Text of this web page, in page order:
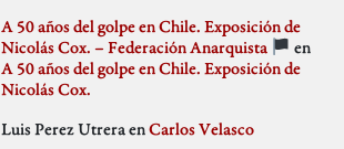
mayo 2018
abril 2018
marzo 2018
febrero 2018
diciembre 2017
A 50 años del golpe en Chile. Exposición de
Nicolás Cox. – Federación Anarquista
en
A 50 años del golpe en Chile. Exposición de
Nicolás Cox.
Luis Perez Utrera enCarlos Velasco